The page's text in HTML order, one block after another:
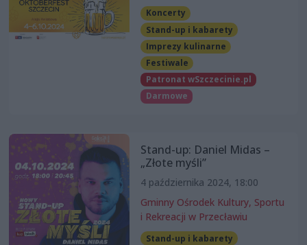
Koncerty
Stand-up i kabarety
Imprezy kulinarne
Festiwale
Patronat wSzczecinie.pl
Darmowe
Stand-up: Daniel Midas –
„Złote myśli”
4 października 2024, 18:00
Gminny Ośrodek Kultury, Sportu
i Rekreacji w Przecławiu
Stand-up i kabarety